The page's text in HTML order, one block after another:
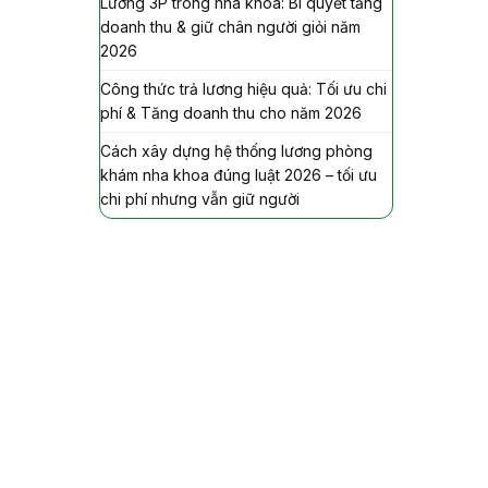
doanh thu & giữ chân người giỏi năm
2026
Công thức trả lương hiệu quả: Tối ưu chi
phí & Tăng doanh thu cho năm 2026
Cách xây dựng hệ thống lương phòng
khám nha khoa đúng luật 2026 – tối ưu
chi phí nhưng vẫn giữ người